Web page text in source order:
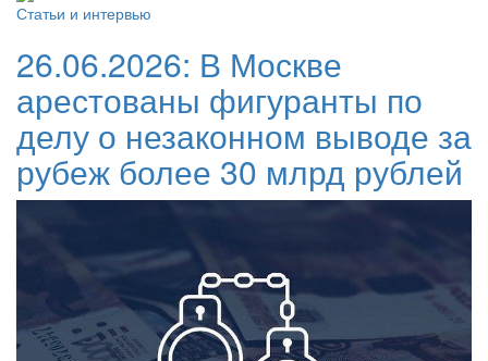
Статьи и интервью
26.06.2026: В Москве
арестованы фигуранты по
делу о незаконном выводе за
рубеж более 30 млрд рублей